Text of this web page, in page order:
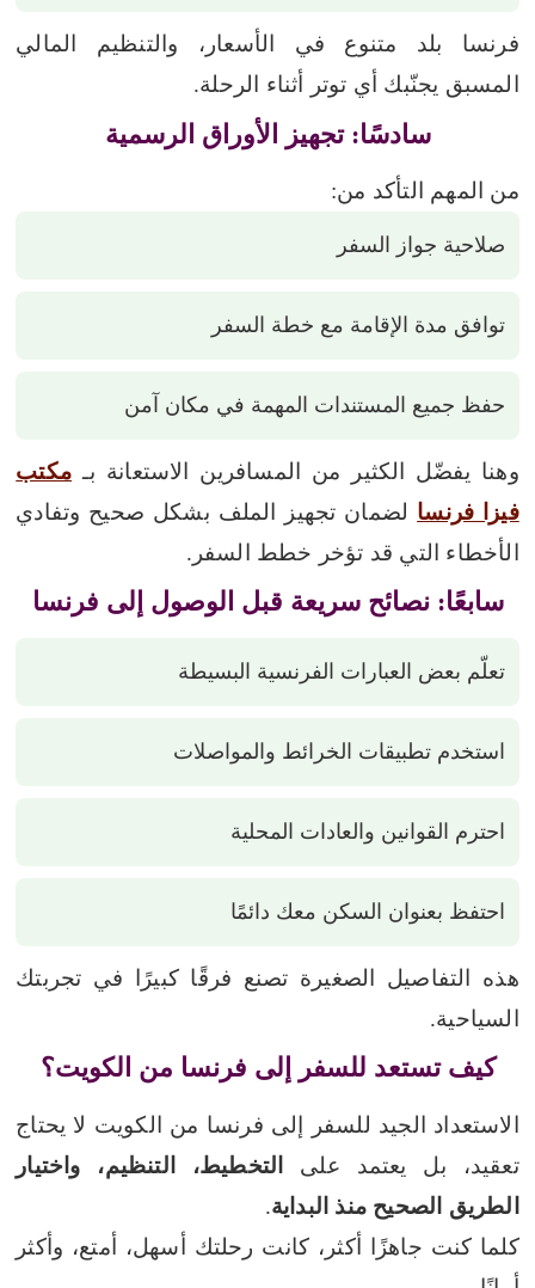
فرنسا بلد متنوع في الأسعار، والتنظيم المالي
المسبق يجنّبك أي توتر أثناء الرحلة.
سادسًا: تجهيز الأوراق الرسمية
من المهم التأكد من:
صلاحية جواز السفر
توافق مدة الإقامة مع خطة السفر
حفظ جميع المستندات المهمة في مكان آمن
وهنا يفضّل الكثير من المسافرين الاستعانة بـ مكتب
فيزا فرنسا لضمان تجهيز الملف بشكل صحيح وتفادي
الأخطاء التي قد تؤخر خطط السفر.
سابعًا: نصائح سريعة قبل الوصول إلى فرنسا
تعلّم بعض العبارات الفرنسية البسيطة
استخدم تطبيقات الخرائط والمواصلات
احترم القوانين والعادات المحلية
احتفظ بعنوان السكن معك دائمًا
هذه التفاصيل الصغيرة تصنع فرقًا كبيرًا في تجربتك
السياحية.
كيف تستعد للسفر إلى فرنسا من الكويت؟
الاستعداد الجيد للسفر إلى فرنسا من الكويت لا يحتاج
تعقيد، بل يعتمد على
التخطيط، التنظيم، واختيار
الطريق الصحيح منذ البداية.
كلما كنت جاهزًا أكثر، كانت رحلتك أسهل، أمتع، وأكثر